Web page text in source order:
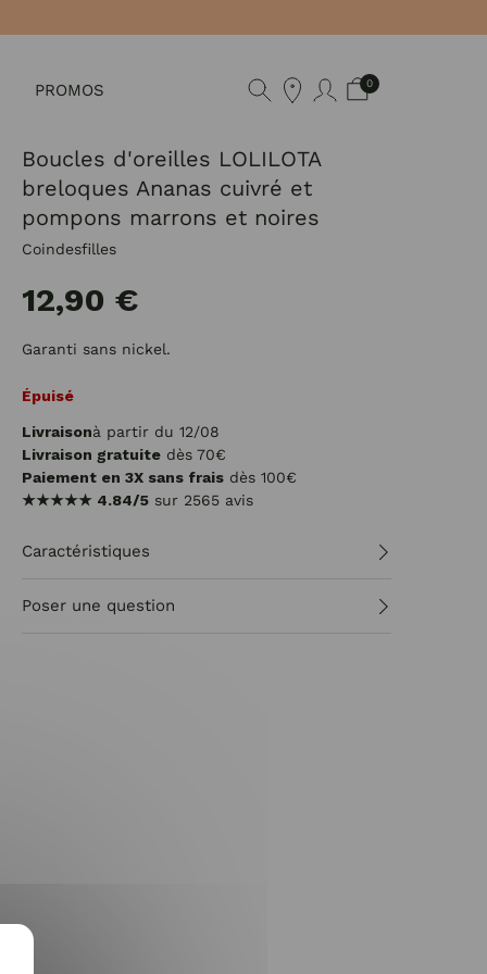
PROMOS 0
Boucles d'oreilles LOLILOTA
breloques Ananas cuivré et
pompons marrons et noires
Coindesfilles
12,90 €
Garanti sans nickel.
Épuisé
Livraisonà partir du 12/08
Livraison gratuite dès 70€
Paiement en 3X sans frais dès 100€
★★★★★ 4.84/5 sur 2565 avis
Caractéristiques
Poser une question